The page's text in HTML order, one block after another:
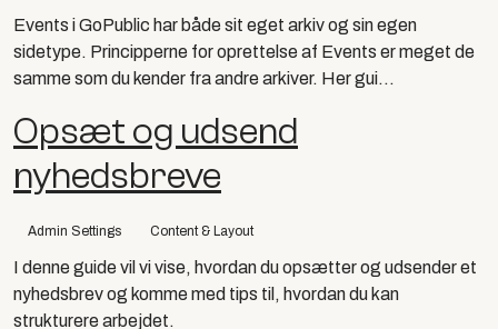
Events i GoPublic har både sit eget arkiv og sin egen
sidetype. Principperne for oprettelse af Events er meget de
samme som du kender fra andre arkiver. Her gui...
Opsæt og udsend
nyhedsbreve
Admin Settings Content & Layout
I denne guide vil vi vise, hvordan du opsætter og udsender et
nyhedsbrev og komme med tips til, hvordan du kan
strukturere arbejdet.